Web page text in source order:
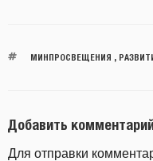
МИНПРОСВЕЩЕНИЯ
Добавить
Для отправки